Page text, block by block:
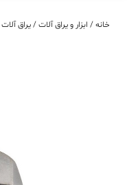
خانه/ ابزار و یراق آلات/یراق آلات